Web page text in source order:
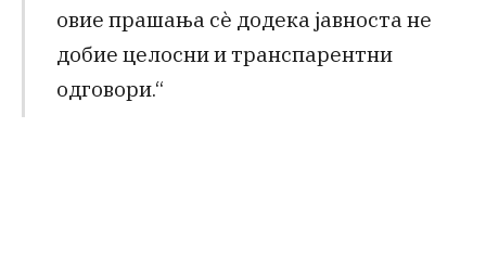
овие прашања сè додека јавноста не
добие целосни и транспарентни
одговори.“